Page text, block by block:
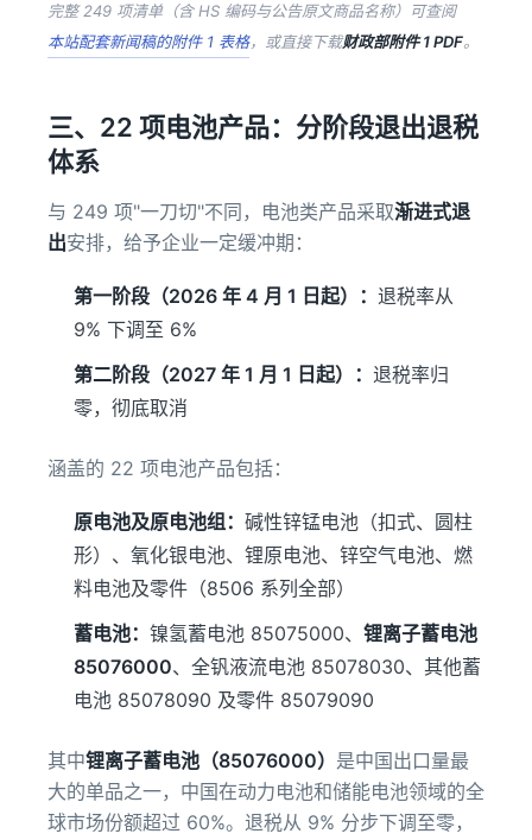
完整 249 项清单（含 HS 编码与公告原文商品名称）可查阅
本站配套新闻稿的附件 1 表格，或直接下载财政部附件 1 PDF。
三、22 项电池产品：分阶段退出退税
体系
与 249 项"一刀切"不同，电池类产品采取渐进式退
出安排，给予企业一定缓冲期：
第一阶段（2026 年 4 月 1 日起）： 退税率从
9% 下调至 6%
第二阶段（2027 年 1 月 1 日起）： 退税率归
零，彻底取消
涵盖的 22 项电池产品包括：
原电池及原电池组： 碱性锌锰电池（扣式、圆柱
形）、氧化银电池、锂原电池、锌空气电池、燃
料电池及零件（8506 系列全部）
蓄电池： 镍氢蓄电池 85075000、 锂离子蓄电池
85076000、全钒液流电池 85078030、其他蓄
电池 85078090 及零件 85079090
其中锂离子蓄电池（85076000） 是中国出口量最
大的单品之一，中国在动力电池和储能电池领域的全
球市场份额超过 60%。退税从 9% 分步下调至零，